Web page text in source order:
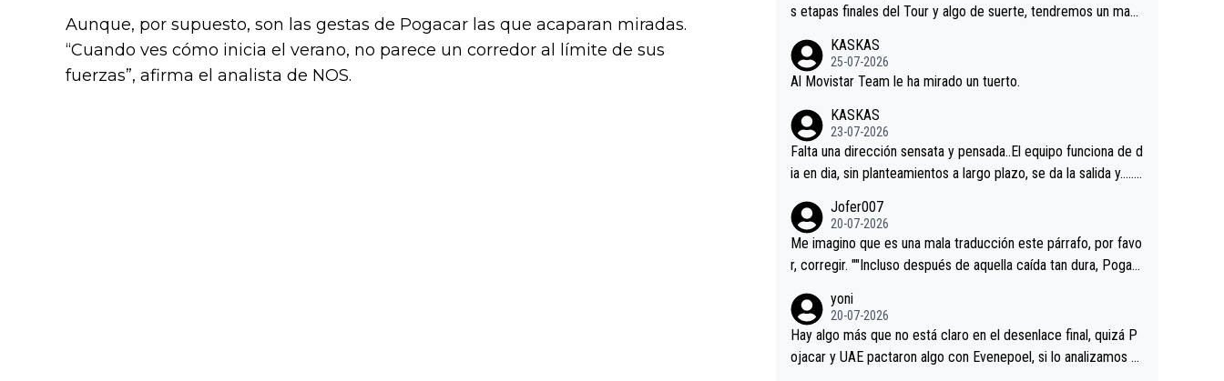
Aunque, por supuesto, son las gestas de Pogacar las que acaparan miradas.
“Cuando ves cómo inicia el verano, no parece un corredor al límite de sus
fuerzas”, afirma el analista de NOS.
s etapas finales del Tour y algo de suerte, tendremos un magn
KASKAS
25-07-2026
Al Movistar Team le ha mirado un tuerto.
KASKAS
23-07-2026
Falta una dirección sensata y pensada..El equipo funciona de d
ia en dia, sin planteamientos a largo plazo, se da la salida y…..v
a, Minguez, Velez etc etc.Me da pena vivir estos momentos t
an tristes sin victorias.
Jofer007
20-07-2026
Me imagino que es una mala traducción este párrafo, por favo
r, corregir. ""Incluso después de aquella caída tan dura, Pogac
rd permaneció pegado a su rueda. Parecía increíble la forma
en la que era capaz de controlar el miedo", recordó."
yoni
20-07-2026
Hay algo más que no está claro en el desenlace final, quizá P
ojacar y UAE pactaron algo con Evenepoel, si lo analizamos P